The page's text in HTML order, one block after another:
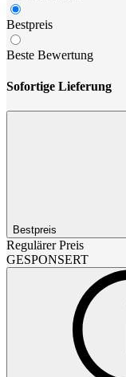
Bestpreis
Beste Bewertung
Sofortige Lieferung
Bestpreis
Regulärer Preis
GESPONSERT